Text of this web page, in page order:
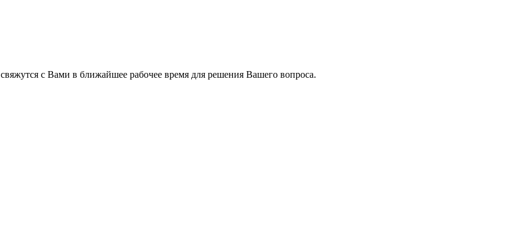
с Вами в ближайшее рабочее время для решения Вашего вопроса.